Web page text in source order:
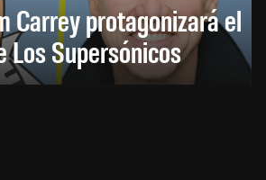
Carrey protagonizará el
Los Supersónicos